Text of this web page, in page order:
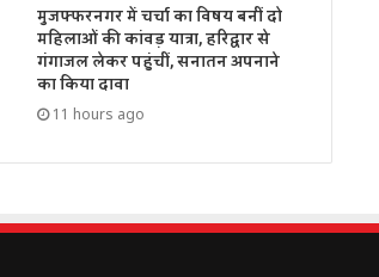
मुजफ्फरनगर में चर्चा का विषय बनीं दो
महिलाओं की कांवड़ यात्रा, हरिद्वार से
गंगाजल लेकर पहुंचीं, सनातन अपनाने
का किया दावा
11 hours ago